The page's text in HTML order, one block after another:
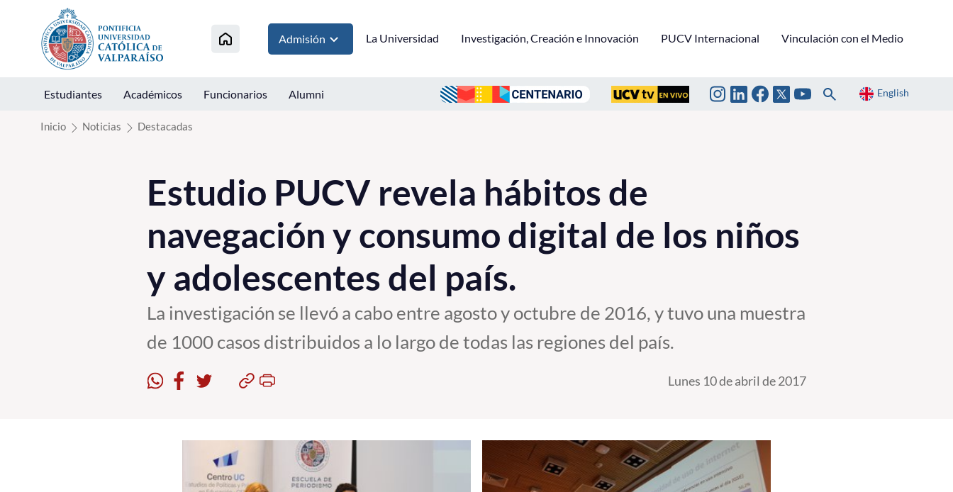
Click acá para ir directamente al contenido
Admisión La Universidad Investigación, Creación e Innovación PUCV Internacional Vinculación con el Medio
Estudiantes Académicos Funcionarios Alumni English
Inicio Noticias Destacadas
Estudio PUCV revela hábitos de
navegación y consumo digital de los niños
y adolescentes del país.
La investigación se llevó a cabo entre agosto y octubre de 2016, y tuvo una muestra
de 1000 casos distribuidos a lo largo de todas las regiones del país.
Lunes 10 de abril de 2017